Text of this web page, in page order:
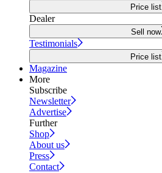
Price list
Dealer
Sell now
Testimonials
Price list
Magazine
More
Subscribe
Newsletter
Advertise
Further
Shop
About us
Press
Contact